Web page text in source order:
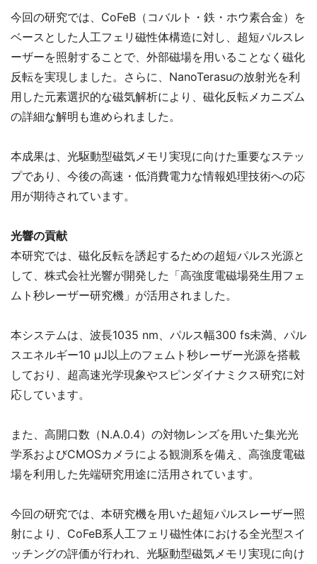
今回の研究では、CoFeB（コバルト・鉄・ホウ素合金）を
ベースとした人工フェリ磁性体構造に対し、超短パルスレ
ーザーを照射することで、外部磁場を用いることなく磁化
反転を実現しました。さらに、NanoTerasuの放射光を利
用した元素選択的な磁気解析により、磁化反転メカニズム
の詳細な解明も進められました。
本成果は、光駆動型磁気メモリ実現に向けた重要なステッ
プであり、今後の高速・低消費電力な情報処理技術への応
用が期待されています。
光響の貢献
本研究では、磁化反転を誘起するための超短パルス光源と
して、株式会社光響が開発した「高強度電磁場発生用フェ
ムト秒レーザー研究機」が活用されました。
本システムは、波長1035 nm、パルス幅300 fs未満、パル
スエネルギー10 μJ以上のフェムト秒レーザー光源を搭載
しており、超高速光学現象やスピンダイナミクス研究に対
応しています。
また、高開口数（N.A.0.4）の対物レンズを用いた集光光
学系およびCMOSカメラによる観測系を備え、高強度電磁
場を利用した先端研究用途に活用されています。
今回の研究では、本研究機を用いた超短パルスレーザー照
射により、CoFeB系人工フェリ磁性体における全光型スイ
ッチングの評価が行われ、光駆動型磁気メモリ実現に向け